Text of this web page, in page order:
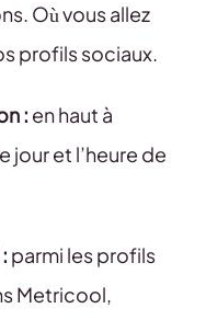
Où vous allez
profils sociaux.
: en haut à
jour et l’heure de
parmi les profils
Metricool,